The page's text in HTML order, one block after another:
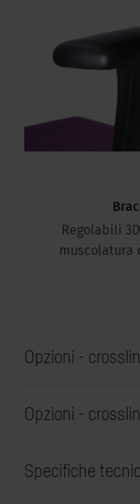
Regolabili
muscolatura
Opzioni -
Opzioni -
Specifiche